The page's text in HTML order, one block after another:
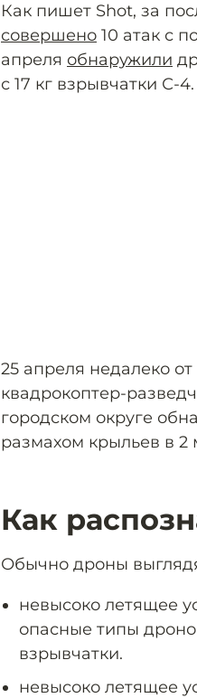
Как пишет Shot, за
совершено 10 атак с
апреля обнаружили
с 17 кг взрывчатки С-4.
25 апреля недалеко
квадрокоптер-
городском округе
размахом крыльев в 2
Как
Обычно дроны
невысоко летящее
опасные типы
взрывчатки.
невысоко летящее